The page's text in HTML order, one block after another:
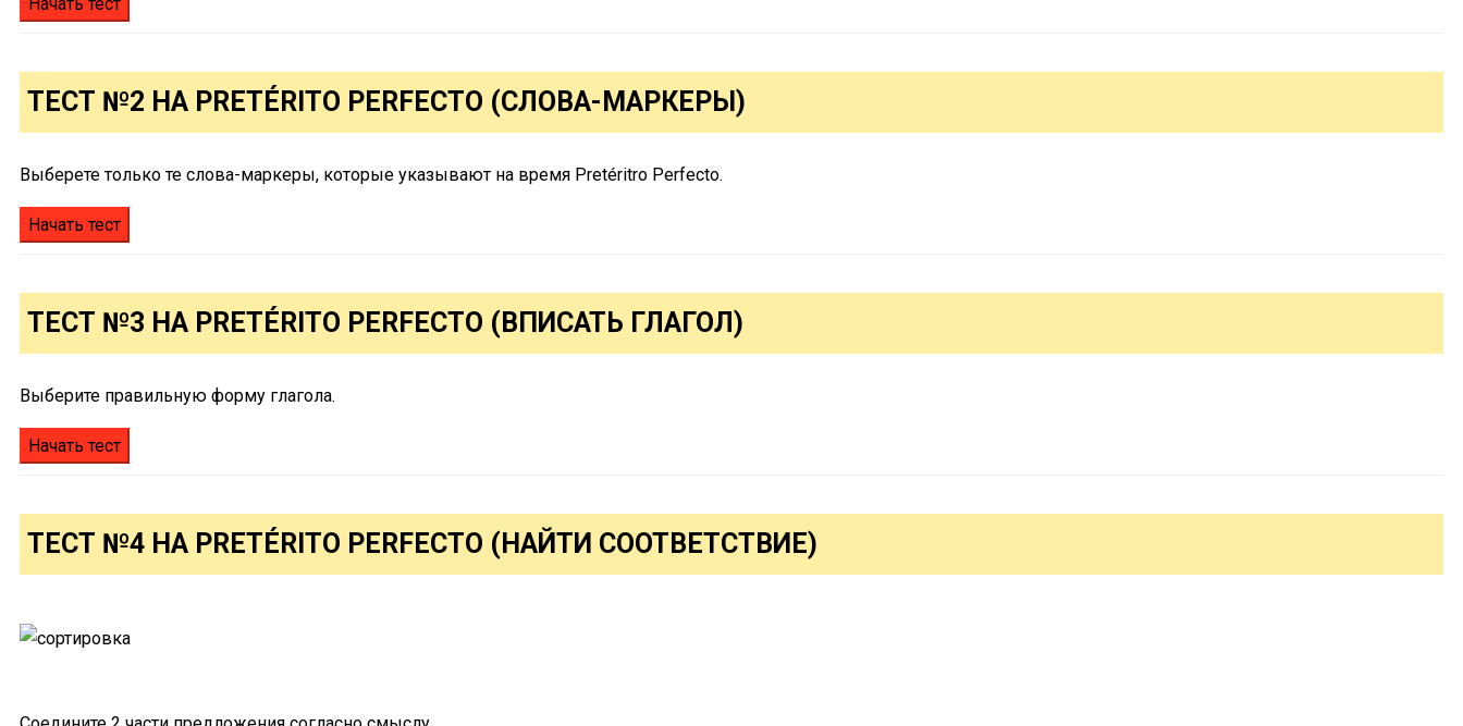
ТЕСТ №2 НА PRETÉRITO PERFECTO (СЛОВА-МАРКЕРЫ)
Выберете только те слова-маркеры, которые указывают на время Pretéritro Perfecto.
ТЕСТ №3 НА PRETÉRITO PERFECTO (ВПИСАТЬ ГЛАГОЛ)
Выберите правильную форму глагола.
ТЕСТ №4 НА PRETÉRITO PERFECTO (НАЙТИ СООТВЕТСТВИЕ)